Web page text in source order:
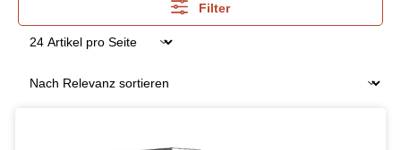
Filter